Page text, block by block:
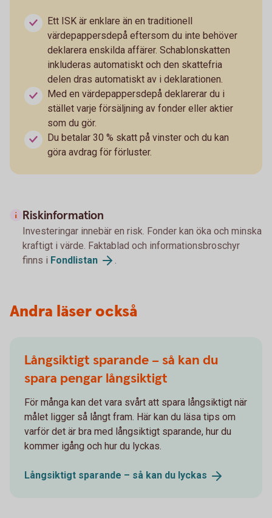
Ett ISK är enklare än en traditionell
värdepappersdepå eftersom du inte behöver
deklarera enskilda affärer. Schablonskatten
inkluderas automatiskt och den skattefria
delen dras automatiskt av i deklarationen.
Med en värdepappersdepå deklarerar du i
stället varje försäljning av fonder eller aktier
som du gör.
Du betalar 30 % skatt på vinster och du kan
göra avdrag för förluster.
Riskinformation
Investeringar innebär en risk. Fonder kan öka och minska
kraftigt i värde. Faktablad och informationsbroschyr
finns i Fondlistan
Andra läser också
Långsiktigt sparande – så kan du
spara pengar långsiktigt
För många kan det vara svårt att spara långsiktigt när
målet ligger så långt fram. Här kan du läsa tips om
varför det är bra med långsiktigt sparande, hur du
kommer igång och hur du lyckas.
Långsiktigt sparande – så kan du lyckas